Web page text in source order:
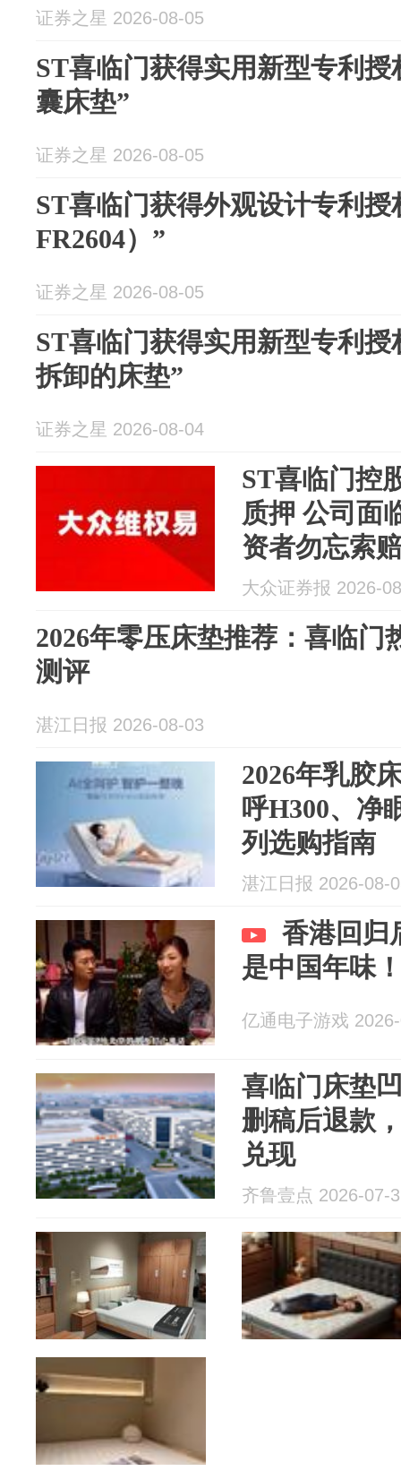
证券之星 2026-08-05
ST喜临门获得实用新型专利
囊床垫”
证券之星 2026-08-05
ST喜临门获得外观设计专利
FR2604）”
证券之星 2026-08-05
ST喜临门获得实用新型专利
拆卸的床垫”
证券之星 2026-08-04
ST喜临门控
质押 公司面
资者勿忘索
大众证券报 2026-
2026年零压床垫推荐：喜临门
测评
湛江日报 2026-08-03
2026年乳胶
呼H300、净
列选购指南
湛江日报 2026-08-
香港回归
是中国年味
亿通电子游戏
喜临门床垫
删稿后退款
兑现
齐鲁壹点 2026-07-